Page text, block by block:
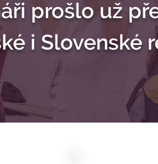
prošlo už
i Slovenské